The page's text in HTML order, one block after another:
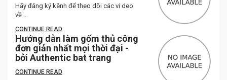
Hãy đăng ký kênh để theo dõi các vi deo
về ...
CONTINUE READ
Hướng dẫn làm gốm thủ công
đơn giản nhất mọi thời đại -
bởi Authentic bat trang
CONTINUE READ